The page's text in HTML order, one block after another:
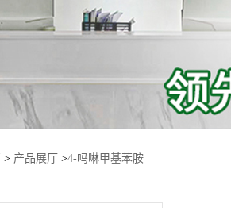
> 产品展厅 >4-吗啉甲基苯胺